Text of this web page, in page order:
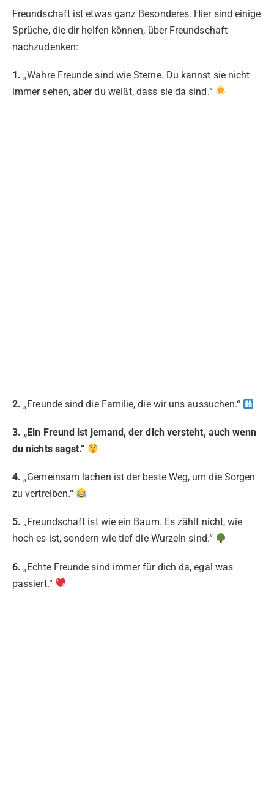
Freundschaft ist etwas ganz Besonderes. Hier sind einige
Sprüche, die dir helfen können, über Freundschaft
nachzudenken:
1. „Wahre Freunde sind wie Sterne. Du kannst sie nicht
immer sehen, aber du weißt, dass sie da sind.“
2. „Freunde sind die Familie, die wir uns aussuchen.“
3. „Ein Freund ist jemand, der dich versteht, auch wenn
du nichts sagst.“
4. „Gemeinsam lachen ist der beste Weg, um die Sorgen
zu vertreiben.“
5. „Freundschaft ist wie ein Baum. Es zählt nicht, wie
hoch es ist, sondern wie tief die Wurzeln sind.“
6. „Echte Freunde sind immer für dich da, egal was
passiert.“